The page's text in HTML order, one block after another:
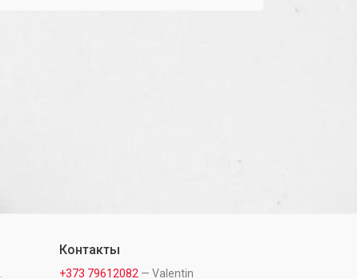
Контакты
+373 79612082 — Valentin